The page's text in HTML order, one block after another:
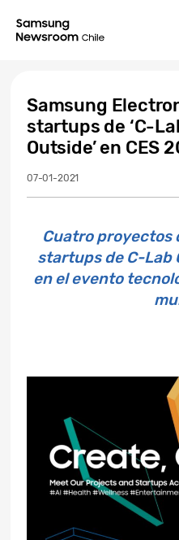
Samsung
startups de ‘C-
Outside’ en CES
07-01-2021
Cuatro proyectos
startups de C-Lab
en el evento